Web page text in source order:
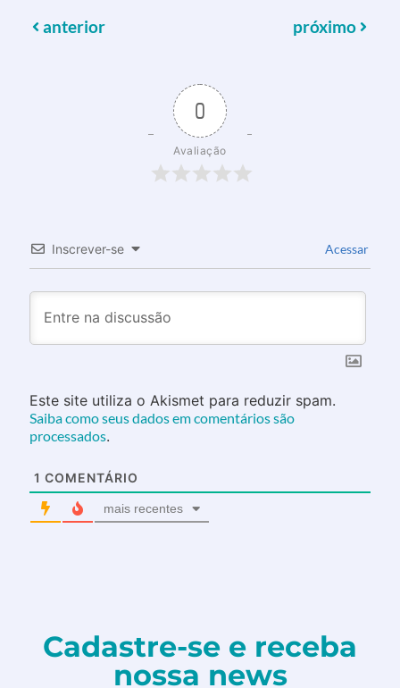
anterior próximo
0
Avaliação
Inscrever-se Acessar
Este site utiliza o Akismet para reduzir spam.
Saiba como seus dados em comentários são
processados.
1 COMENTÁRIO
mais recentes
Cadastre-se e receba
nossa news